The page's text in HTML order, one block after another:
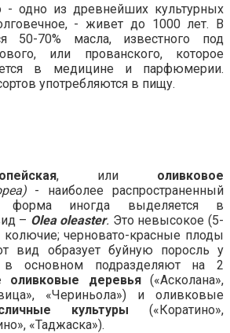
- одно из древнейших культурных
- живет до 1000 лет. В
50-70% масла, известного под
или прованского, которое
в медицине и парфюмерии.
употребляются в пищу.
, или оливковое
) - наиболее распространенный
иногда выделяется в
– Оleaoleaster. Это невысокое (5-
черновато-красные плоды
вид образует буйную поросль у
в основном подразделяют на 2
оливковые деревья(«Асколана»,
«Чериньола») и оливковые
культуры («Коратино»,
«Таджаска»).